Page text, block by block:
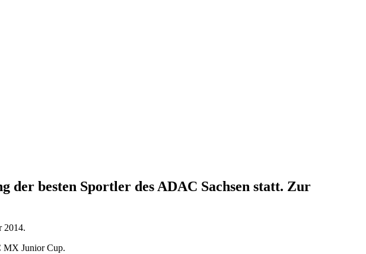
der besten Sportler des ADAC Sachsen statt. Zur
2014.
MX Junior Cup.